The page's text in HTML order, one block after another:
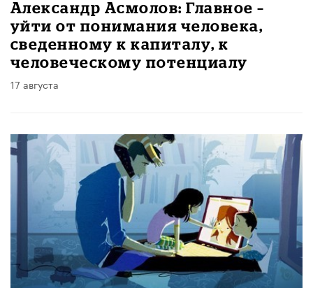
Александр Асмолов: Главное –
уйти от понимания человека,
сведенному к капиталу, к
человеческому потенциалу
17 августа